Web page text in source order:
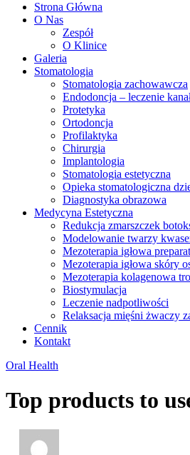
Strona Główna
O Nas
Zespół
O Klinice
Galeria
Stomatologia
Stomatologia zachowawcza
Endodoncja – leczenie
Protetyka
Ortodoncja
Profilaktyka
Chirurgia
Implantologia
Stomatologia estetyczna
Opieka stomatologiczna
Diagnostyka obrazowa
Medycyna Estetyczna
Redukcja zmarszczek
Modelowanie twarzy
Mezoterapia igłowa
Mezoterapia igłowa skóry
Mezoterapia kolagenowa
Biostymulacja
Leczenie nadpotliwości
Relaksacja mięśni żwaczy
Cennik
Kontakt
Oral Health
Top products to